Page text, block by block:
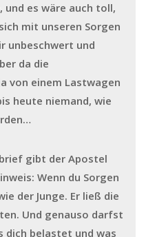
und es wäre auch toll,
mit unseren Sorgen
unbeschwert und
da die
von einem Lastwagen
heute niemand, wie
gibt der Apostel
Wenn du Sorgen
der Junge. Er ließ die
Und genauso darfst
dich belastet und was